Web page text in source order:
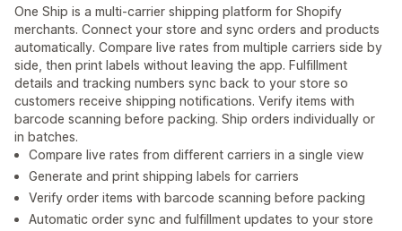
One Ship is a multi-carrier shipping platform for Shopify
merchants. Connect your store and sync orders and products
automatically. Compare live rates from multiple carriers side by
side, then print labels without leaving the app. Fulfillment
details and tracking numbers sync back to your store so
customers receive shipping notifications. Verify items with
barcode scanning before packing. Ship orders individually or
in batches.
Compare live rates from different carriers in a single view
Generate and print shipping labels for carriers
Verify order items with barcode scanning before packing
Automatic order sync and fulfillment updates to your store